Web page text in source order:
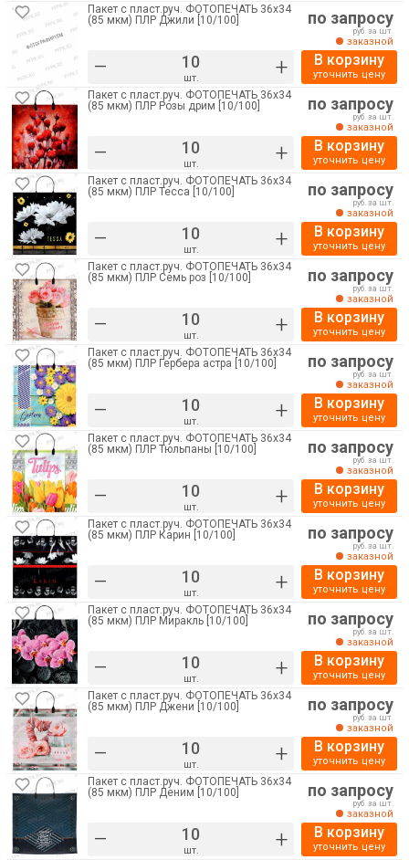
Пакет с пласт.руч. ФОТОПЕЧАТЬ 36х34
(85 мкм) ПЛР Джили [10/100]
– шт. +
по запросу
руб. за шт.
заказной
В корзину
уточнить цену
Пакет с пласт.руч. ФОТОПЕЧАТЬ 36х34
(85 мкм) ПЛР Розы дрим [10/100]
– шт. +
по запросу
руб. за шт.
заказной
В корзину
уточнить цену
Пакет с пласт.руч. ФОТОПЕЧАТЬ 36х34
(85 мкм) ПЛР Тесса [10/100]
– шт. +
по запросу
руб. за шт.
заказной
В корзину
уточнить цену
Пакет с пласт.руч. ФОТОПЕЧАТЬ 36х34
(85 мкм) ПЛР Семь роз [10/100]
– шт. +
по запросу
руб. за шт.
заказной
В корзину
уточнить цену
Пакет с пласт.руч. ФОТОПЕЧАТЬ 36х34
(85 мкм) ПЛР Гербера астра [10/100]
– шт. +
по запросу
руб. за шт.
заказной
В корзину
уточнить цену
Пакет с пласт.руч. ФОТОПЕЧАТЬ 36х34
(85 мкм) ПЛР Тюльпаны [10/100]
– шт. +
по запросу
руб. за шт.
заказной
В корзину
уточнить цену
Пакет с пласт.руч. ФОТОПЕЧАТЬ 36х34
(85 мкм) ПЛР Карин [10/100]
– шт. +
по запросу
руб. за шт.
заказной
В корзину
уточнить цену
Пакет с пласт.руч. ФОТОПЕЧАТЬ 36х34
(85 мкм) ПЛР Миракль [10/100]
– шт. +
по запросу
руб. за шт.
заказной
В корзину
уточнить цену
Пакет с пласт.руч. ФОТОПЕЧАТЬ 36х34
(85 мкм) ПЛР Джени [10/100]
– шт. +
по запросу
руб. за шт.
заказной
В корзину
уточнить цену
Пакет с пласт.руч. ФОТОПЕЧАТЬ 36х34
(85 мкм) ПЛР Деним [10/100]
– шт. +
по запросу
руб. за шт.
заказной
В корзину
уточнить цену